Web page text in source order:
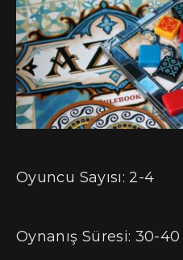
Oyuncu Sayısı: 2-4
Oynanış Süresi: 30-40